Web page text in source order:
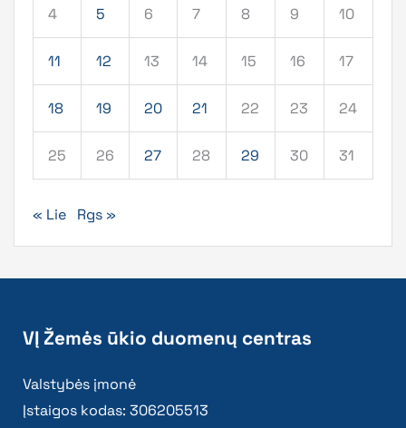
4 5 6 7 8 9 10
11 12 13 14 15 16 17
18 19 20 21 22 23 24
25 26 27 28 29 30 31
« Lie Rgs »
VĮ Žemės ūkio duomenų centras
Valstybės įmonė
Įstaigos kodas: 306205513